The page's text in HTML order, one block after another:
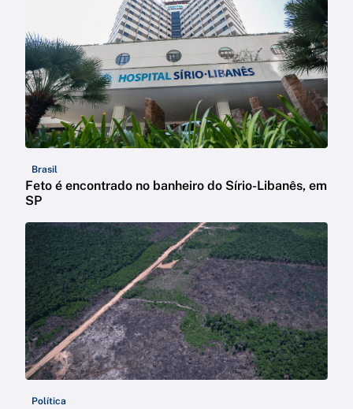
Brasil
Feto é encontrado no banheiro do Sírio-Libanês, em
SP
Política